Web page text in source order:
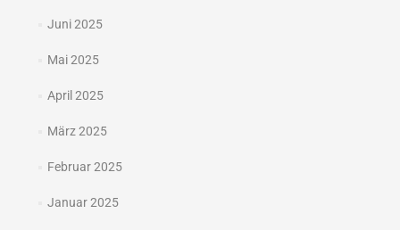
Juni 2025
Mai 2025
April 2025
März 2025
Februar 2025
Januar 2025